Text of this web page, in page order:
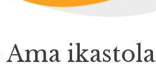
ikastola